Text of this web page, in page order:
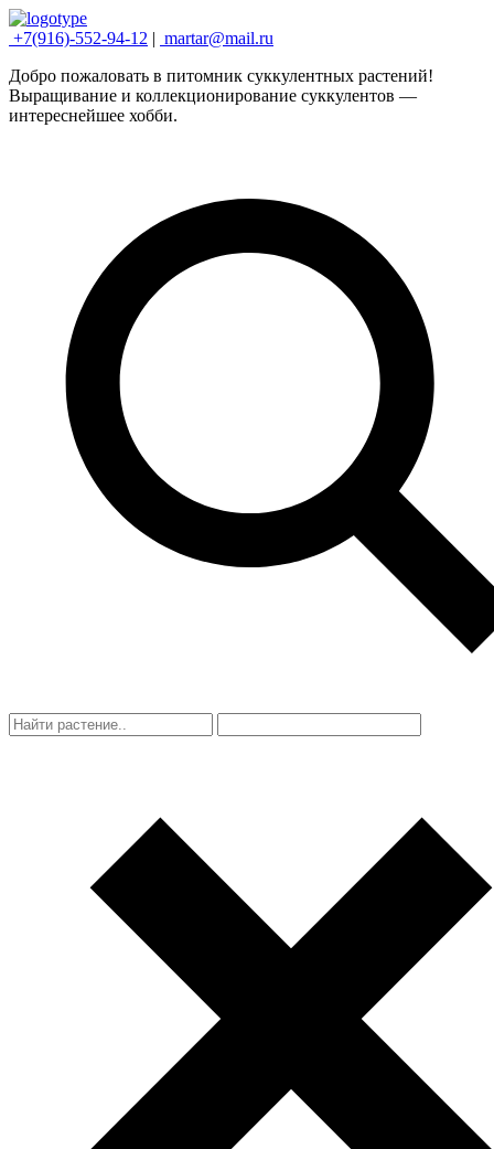
+7(916)-552-94-12 | martar@mail.ru
Добро пожаловать в питомник суккулентных растений!
Выращивание и коллекционирование суккулентов —
интереснейшее хобби.